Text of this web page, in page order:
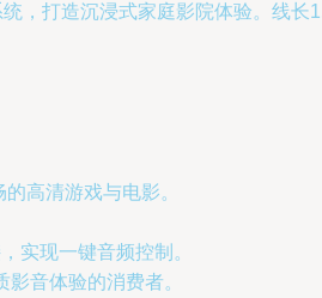
，打造沉浸式家庭影院体验。线
高清游戏与电影。
实现一键音频控制。
音体验的消费者。